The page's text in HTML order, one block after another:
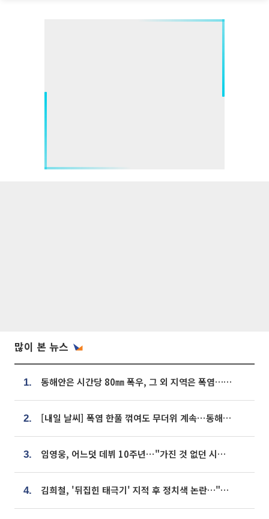
많이 본 뉴스
1. 동해안은 시간당 80㎜ 폭우, 그 외 지역은 폭염…‘극과 극 날씨’
2. [내일 날씨] 폭염 한풀 꺾여도 무더위 계속⋯동해안 이틀 연속 비
3. 임영웅, 어느덧 데뷔 10주년⋯"가진 것 없던 시절, 내 앞엔 20명의 팬뿐"
4. 김희철, '뒤집힌 태극기' 지적 후 정치색 논란…"좌우 떠나 우리나라 국기"